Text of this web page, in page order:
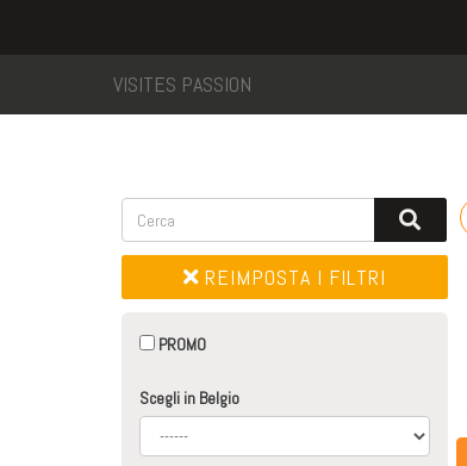
VISITES PASSION
REIMPOSTA I FILTRI
PROMO
Scegli in Belgio